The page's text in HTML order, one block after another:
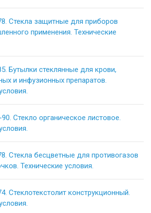
Стекла защитные для приборов
применения. Технические
Бутылки стеклянные для крови,
и инфузионных препаратов.
Стекло органическое листовое.
Стекла бесцветные для противогазов
Технические условия.
Стеклотекстолит конструкционный.